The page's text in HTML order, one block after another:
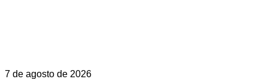
Skip
7 de agosto de 2026